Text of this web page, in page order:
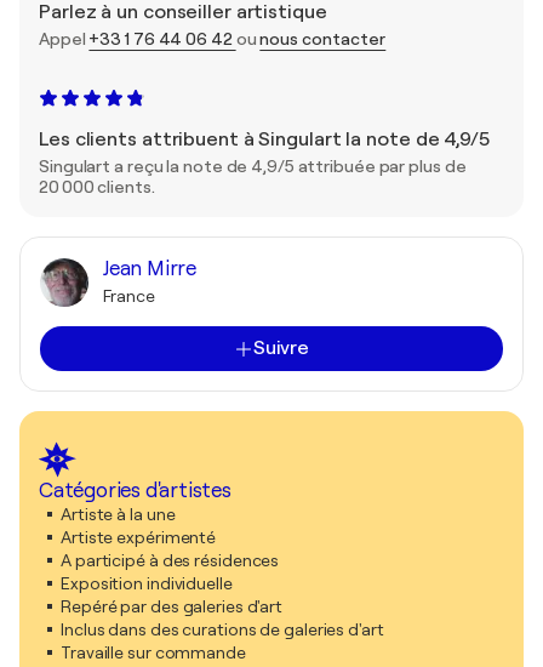
Parlez à un conseiller artistique
Appel +33 1 76 44 06 42ounous contacter
Les clients attribuent à Singulart la note de 4,9/5
Singulart a reçu la note de 4,9/5 attribuée par plus de
20 000 clients.
Jean Mirre
France
Suivre
Catégories d'artistes
Artiste à la une
Artiste expérimenté
A participé à des résidences
Exposition individuelle
Repéré par des galeries d'art
Inclus dans des curations de galeries d'art
Travaille sur commande